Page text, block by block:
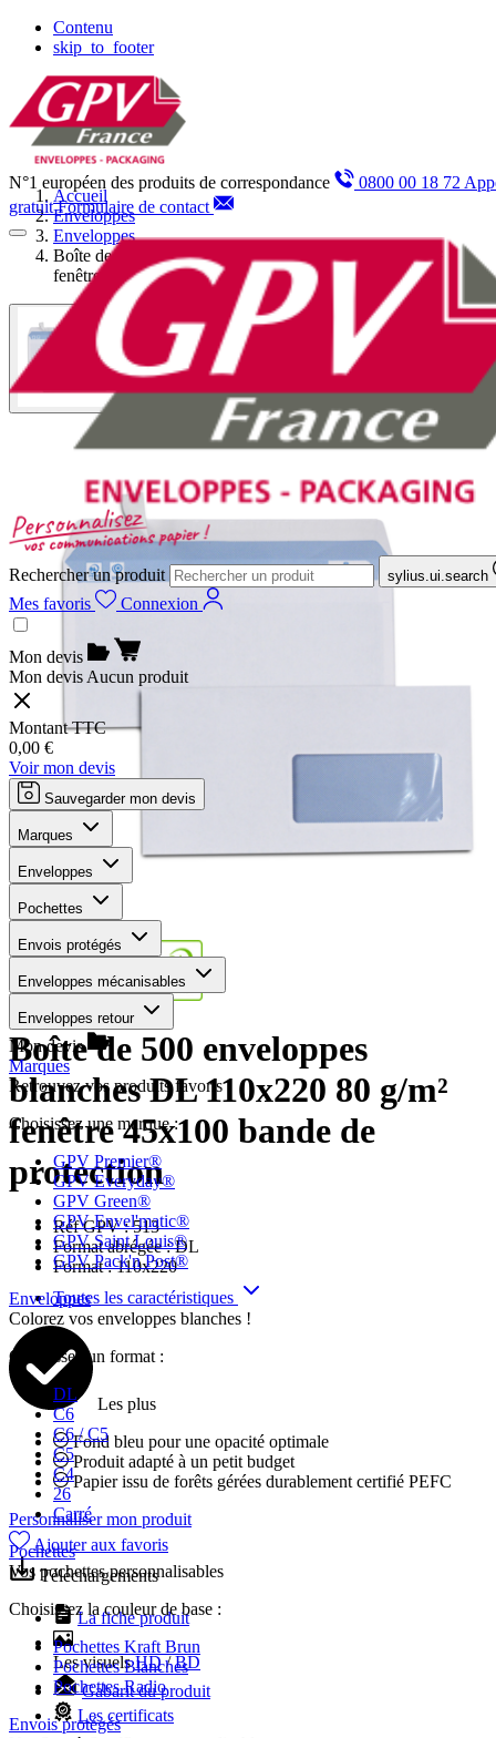
Contenu
skip_to_footer
N°1 européen des produits de correspondance
0800 00 18 72
gratuit Formulaire de contact
Rechercher un produit sylius.ui.search
Mes favoris Connexion
Mon devis
Mon devis Aucun produit
Montant TTC
0,00 €
Voir mon devis
Sauvegarder mon devis
Marques
Enveloppes
Pochettes
Envois protégés
Enveloppes mécanisables
Enveloppes retour
Mon devis
Marques
Retrouvez vos produits favoris !
Choisissez une marque :
GPV Premier®
GPV Everyday®
GPV Green®
GPV Envel'matic®
GPV Saint Louis®
GPV Pack'n Post®
Enveloppes
Colorez vos enveloppes blanches !
Choisissez un format :
DL
C6
C6 / C5
C5
C4
26
Carré
Pochettes
Vos pochettes personnalisables
Choisissez la couleur de base :
Pochettes Kraft Brun
Pochettes Blanches
Pochettes Radio
Envois protégés
Accueil
Enveloppes
Enveloppes
Boîte de 500 enveloppes blanches DL 110x220 80 g/m²
fenêtre 45x100 bande de protection
Boîte de 500 enveloppes
blanches DL 110x220 80 g/m²
fenêtre 45x100 bande de
protection
Réf GPV : 513
Format abrégée :DL
Format :110x220
Toutes les caractéristiques
Les plus
Fond bleu pour une opacité optimale
Produit adapté à un petit budget
Papier issu de forêts gérées durablement certifié PEFC
Personnaliser mon produit
Ajouter aux favoris
Téléchargements
La fiche produit
Les visuels HD / BD
Gabarit du produit
Les certificats